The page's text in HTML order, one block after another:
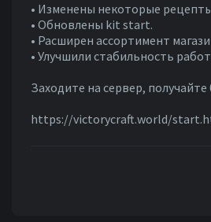
• Изменены некоторые
• Обновлены kit start.
• Расширен ассортимент
• Улучшили стабильность
Заходите на сервер,
https://victorycraft.world/